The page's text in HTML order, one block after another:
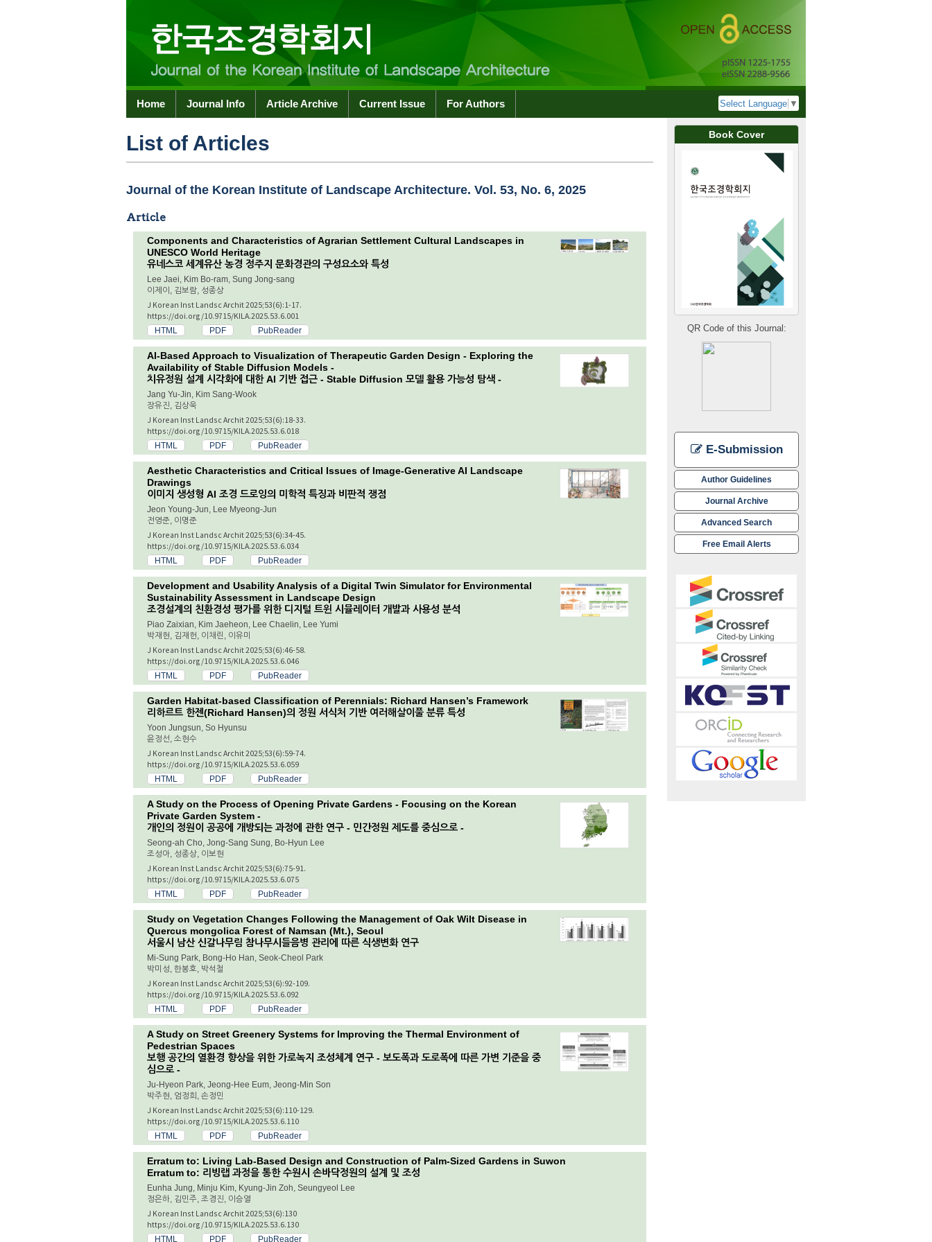
Home Journal Info Article Archive Current Issue For Authors Select Language ▼
Book Cover
QR Code of this Journal:
E-Submission
Author Guidelines
Journal Archive
Advanced Search
Free Email Alerts
List of Articles
Journal of the Korean Institute of Landscape Architecture. Vol. 53, No. 6, 2025
Article
Components and Characteristics of Agrarian Settlement Cultural Landscapes in
UNESCO World Heritage
유네스코 세계유산 농경 정주지 문화경관의 구성요소와 특성
Lee Jaei, Kim Bo-ram, Sung Jong-sang
이제이, 김보람, 성종상
J Korean Inst Landsc Archit 2025;53(6):1-17.
https://doi.org/10.9715/KILA.2025.53.6.001
HTML PDF PubReader
AI-Based Approach to Visualization of Therapeutic Garden Design - Exploring the
Availability of Stable Diffusion Models -
치유정원 설계 시각화에 대한 AI 기반 접근 - Stable Diffusion 모델 활용 가능성 탐색 -
Jang Yu-Jin, Kim Sang-Wook
장유진, 김상욱
J Korean Inst Landsc Archit 2025;53(6):18-33.
https://doi.org/10.9715/KILA.2025.53.6.018
HTML PDF PubReader
Aesthetic Characteristics and Critical Issues of Image-Generative AI Landscape
Drawings
이미지 생성형 AI 조경 드로잉의 미학적 특징과 비판적 쟁점
Jeon Young-Jun, Lee Myeong-Jun
전영준, 이명준
J Korean Inst Landsc Archit 2025;53(6):34-45.
https://doi.org/10.9715/KILA.2025.53.6.034
HTML PDF PubReader
Development and Usability Analysis of a Digital Twin Simulator for Environmental
Sustainability Assessment in Landscape Design
조경설계의 친환경성 평가를 위한 디지털 트윈 시뮬레이터 개발과 사용성 분석
Piao Zaixian, Kim Jaeheon, Lee Chaelin, Lee Yumi
박재현, 김재헌, 이채린, 이유미
J Korean Inst Landsc Archit 2025;53(6):46-58.
https://doi.org/10.9715/KILA.2025.53.6.046
HTML PDF PubReader
Garden Habitat-based Classification of Perennials: Richard Hansen’s Framework
리하르트 한젠(Richard Hansen)의 정원 서식처 기반 여러해살이풀 분류 특성
Yoon Jungsun, So Hyunsu
윤정선, 소현수
J Korean Inst Landsc Archit 2025;53(6):59-74.
https://doi.org/10.9715/KILA.2025.53.6.059
HTML PDF PubReader
A Study on the Process of Opening Private Gardens - Focusing on the Korean
Private Garden System -
개인의 정원이 공공에 개방되는 과정에 관한 연구 - 민간정원 제도를 중심으로 -
Seong-ah Cho, Jong-Sang Sung, Bo-Hyun Lee
조성아, 성종상, 이보현
J Korean Inst Landsc Archit 2025;53(6):75-91.
https://doi.org/10.9715/KILA.2025.53.6.075
HTML PDF PubReader
Study on Vegetation Changes Following the Management of Oak Wilt Disease in
Quercus mongolica Forest of Namsan (Mt.), Seoul
서울시 남산 신갈나무림 참나무시들음병 관리에 따른 식생변화 연구
Mi-Sung Park, Bong-Ho Han, Seok-Cheol Park
박미성, 한봉호, 박석철
J Korean Inst Landsc Archit 2025;53(6):92-109.
https://doi.org/10.9715/KILA.2025.53.6.092
HTML PDF PubReader
A Study on Street Greenery Systems for Improving the Thermal Environment of
Pedestrian Spaces
보행 공간의 열환경 향상을 위한 가로녹지 조성체계 연구 - 보도폭과 도로폭에 따른 가변 기준을 중
심으로 -
Ju-Hyeon Park, Jeong-Hee Eum, Jeong-Min Son
박주현, 엄정희, 손정민
J Korean Inst Landsc Archit 2025;53(6):110-129.
https://doi.org/10.9715/KILA.2025.53.6.110
HTML PDF PubReader
Erratum to: Living Lab-Based Design and Construction of Palm-Sized Gardens in Suwon
Erratum to: 리빙랩 과정을 통한 수원시 손바닥정원의 설계 및 조성
Eunha Jung, Minju Kim, Kyung-Jin Zoh, Seungyeol Lee
정은하, 김민주, 조경진, 이승열
J Korean Inst Landsc Archit 2025;53(6):130
https://doi.org/10.9715/KILA.2025.53.6.130
HTML PDF PubReader